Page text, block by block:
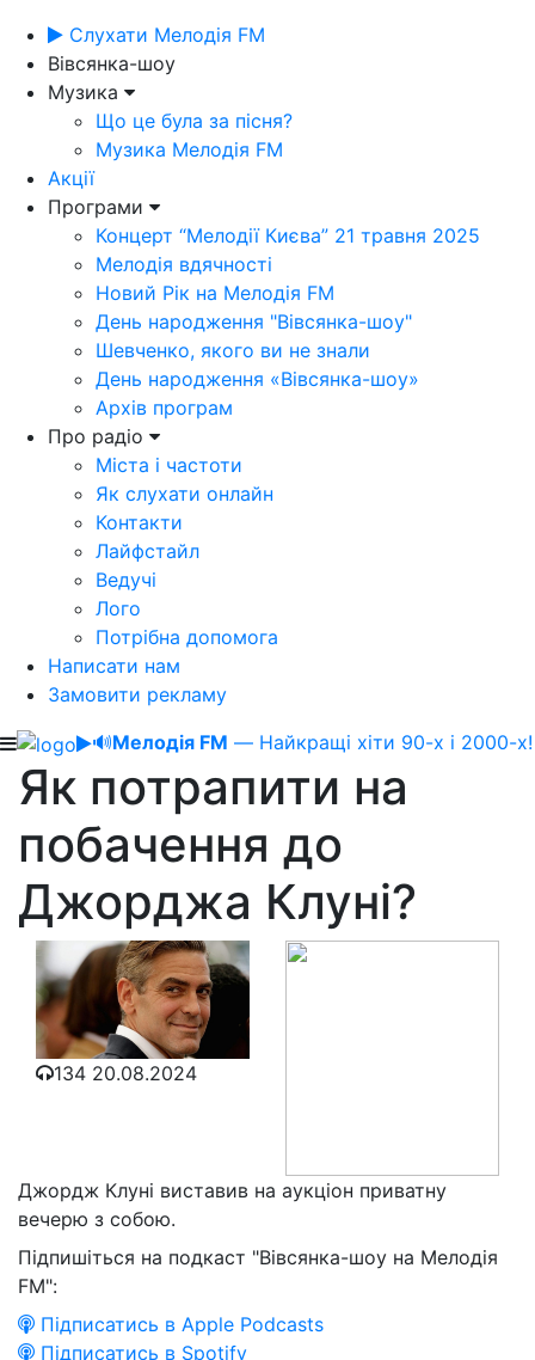
Слухати Мелодія FM
Вівсянка-шоу
Музика
Що це була за пісня?
Музика Мелодія FM
Акції
Програми
Концерт “Мелодії Києва” 21 травня 2025
Мелодія вдячності
Новий Рік на Мелодія FM
День народження "Вівсянка-шоу"
Шевченко, якого ви не знали
День народження «Вівсянка-шоу»
Архів програм
Про радіо
Міста і частоти
Як слухати онлайн
Контакти
Лайфстайл
Ведучі
Лого
Потрібна допомога
Написати нам
Замовити рекламу
🔊Мелодія FM — Найкращі хіти 90-х і 2000-х!
Як потрапити на
побачення до
Джорджа Клуні?
134 20.08.2024
Джордж Клуні виставив на аукціон приватну
вечерю з собою.
Підпишіться на подкаст "Вівсянка-шоу на Мелодія
FM":
Підписатись в Apple Podcasts
Підписатись в Spotify